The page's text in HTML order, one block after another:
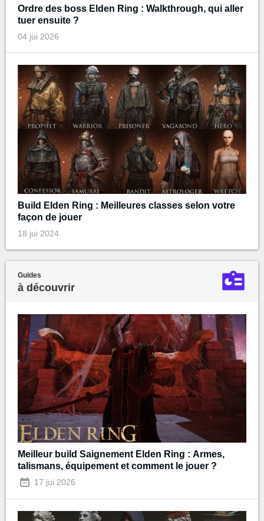
Ordre des boss Elden Ring : Walkthrough, qui aller
tuer ensuite ?
04 jui 2026
Build Elden Ring : Meilleures classes selon votre
façon de jouer
18 jui 2024
Guides
à découvrir
Meilleur build Saignement Elden Ring : Armes,
talismans, équipement et comment le jouer ?
17 jui 2026